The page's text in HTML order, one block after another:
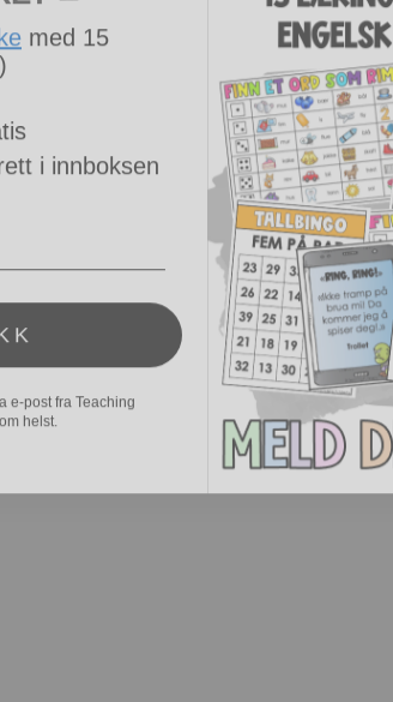
i innboksen
helst.